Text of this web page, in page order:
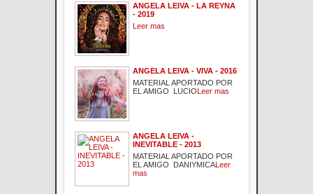
ANGELA LEIVA - LA REYNA
- 2019
Leer mas
ANGELA LEIVA - VIVA - 2016
MATERIAL APORTADO POR
EL AMIGO LUCIOLeer mas
ANGELA LEIVA -
INEVITABLE - 2013
MATERIAL APORTADO POR
EL AMIGO DANIYMICALeer
mas